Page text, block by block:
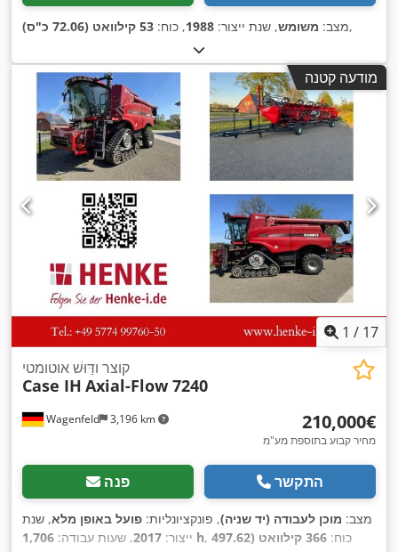
מצב: משומש, שנת ייצור: 1988, כוח: 53 קילוואט (72.06 כ"ס) ,
מודעה קטנה
1 / 17
Wagenfeld 3,196 km
קוצר ודַּוּשׁ אוטומטי
Case IH Axial-Flow 7240
‏210,000 ‏€
מחיר קבוע בתוספת מע"מ
פנה התקשר
מצב: מוכן לעבודה (יד שניה), פונקציונליות: פועל באופן מלא, שנת
ייצור: 2017, שעות עבודה: 1,706 h , כוח:
366 קילוואט (497.62